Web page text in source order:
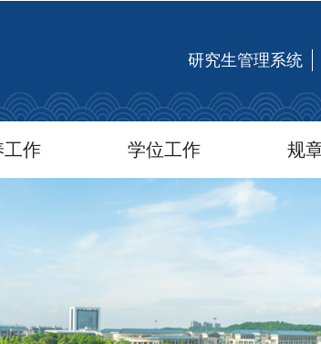
研究生管理系统
工作 学位工作 规